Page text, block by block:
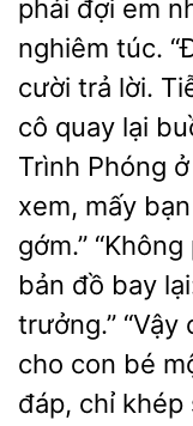
phải đợi em
nghiêm túc.
cười trả lời.
cô quay lại
Trình Phóng
xem, mấy
gớm.”
bản đồ bay
trưởng.”
cho con bé
đáp, chỉ khép